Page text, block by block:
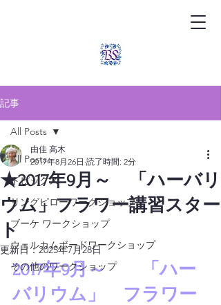
記事
All Posts
トピックス
リングピローワークショップ
ブーケ ワークショップ
ウェルカムボードワークショップ
その他のワークショップ
All Posts
★2017年9月～ 「ハーバリ
ウム」フラワー講習スター
ト
由佳 高木
2017年8月26日 読了時間: 2分
更新日：2025年7月28日
2017年9月～　　「ハー
バリウム」
フラワー